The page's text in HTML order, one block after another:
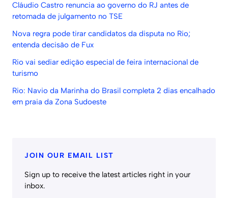
Cláudio Castro renuncia ao governo do RJ antes de
retomada de julgamento no TSE
Nova regra pode tirar candidatos da disputa no Rio;
entenda decisão de Fux
Rio vai sediar edição especial de feira internacional de
turismo
Rio: Navio da Marinha do Brasil completa 2 dias encalhado
em praia da Zona Sudoeste
JOIN OUR EMAIL LIST
Sign up to receive the latest articles right in your
inbox.